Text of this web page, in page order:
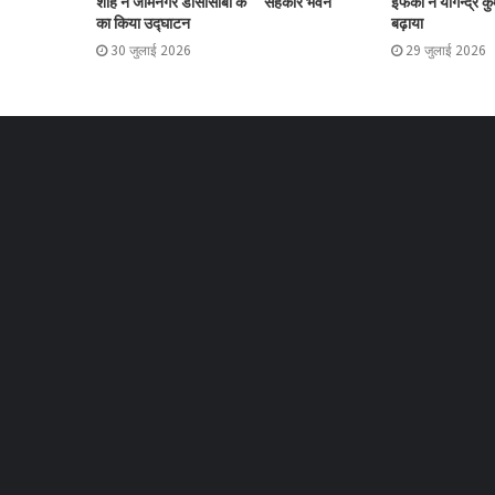
का किया उद्घाटन
30 जुलाई 2026
बढ़ाया
29 जुलाई 2026